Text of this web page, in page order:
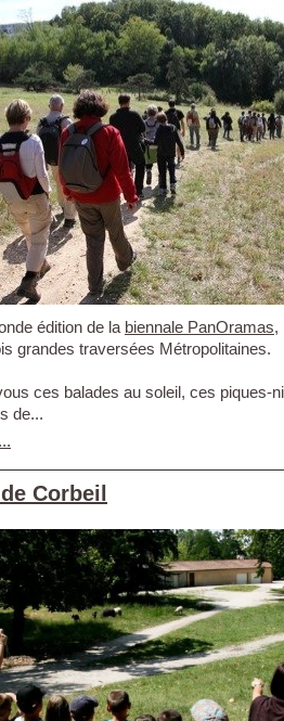
édition de la biennale PanOramas,
grandes traversées Métropolitaines.
ces balades au soleil, ces piques-
de...
Corbeil